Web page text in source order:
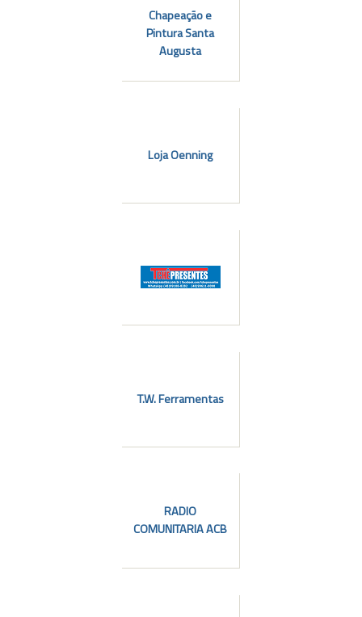
Chapeação e
Pintura Santa
Augusta
Loja Oenning
l
T.W. Ferramentas
RADIO
COMUNITARIA ACB